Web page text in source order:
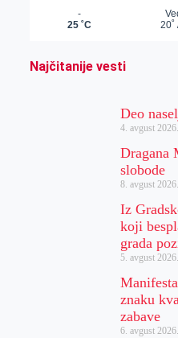
Najčitanije vesti
Deo
4. avgust 2026.
Dragana
slobode
8. avgust 2026.
Iz
koji
grada
5. avgust 2026.
znaku
zabave
6. avgust 2026.